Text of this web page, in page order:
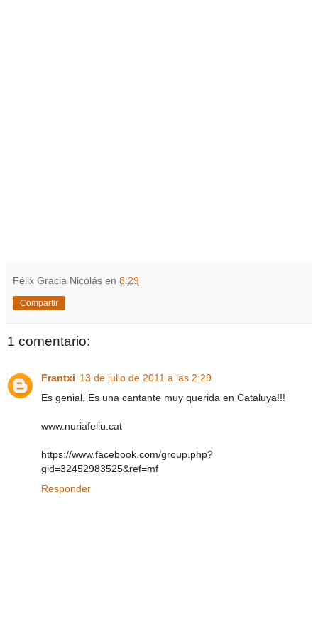
Félix Gracia Nicolás en 8:29
Compartir
1 comentario:
Frantxi 13 de julio de 2011 a las 2:29
Es genial. Es una cantante muy querida en Cataluya!!!
www.nuriafeliu.cat
https://www.facebook.com/group.php?
gid=32452983525&ref=mf
Responder